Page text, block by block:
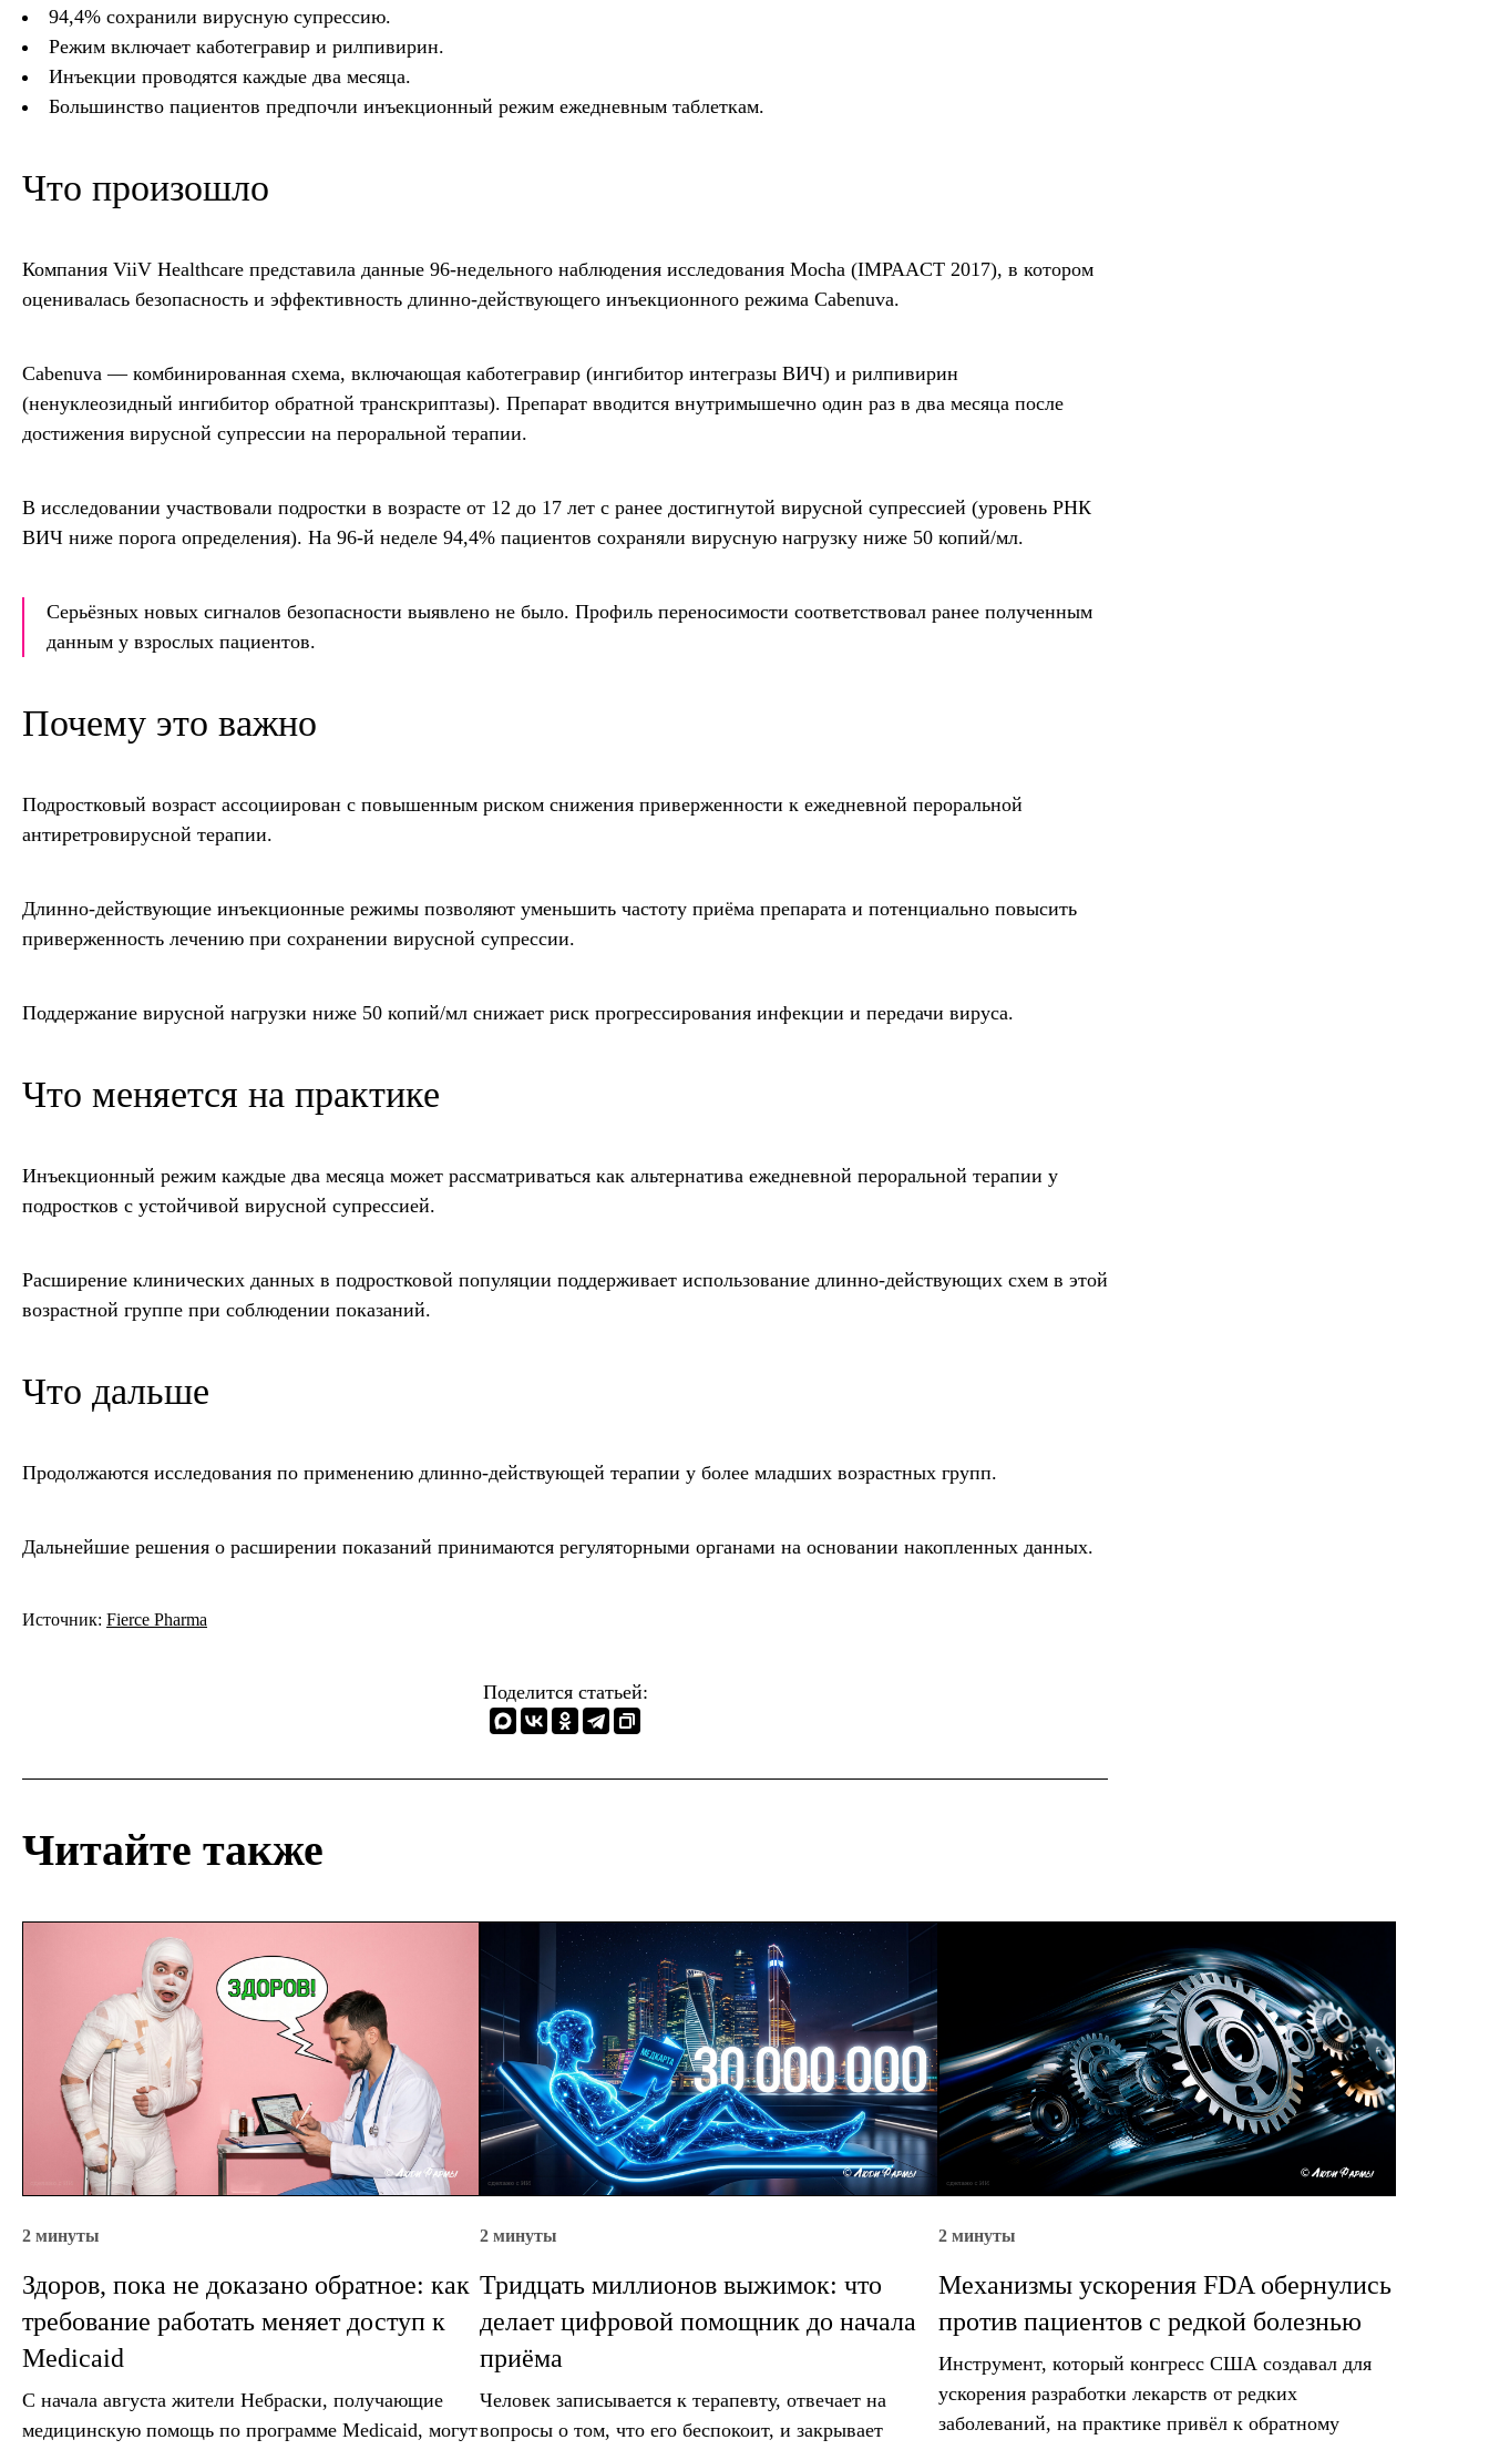
94,4% сохранили вирусную супрессию.
Режим включает каботегравир и рилпивирин.
Инъекции проводятся каждые два месяца.
Большинство пациентов предпочли инъекционный режим ежедневным таблеткам.
Что произошло
Компания ViiV Healthcare представила данные 96-недельного наблюдения исследования Mocha (IMPAACT 2017), в котором
оценивалась безопасность и эффективность длинно-действующего инъекционного режима Cabenuva.
Cabenuva — комбинированная схема, включающая каботегравир (ингибитор интегразы ВИЧ) и рилпивирин
(ненуклеозидный ингибитор обратной транскриптазы). Препарат вводится внутримышечно один раз в два месяца после
достижения вирусной супрессии на пероральной терапии.
В исследовании участвовали подростки в возрасте от 12 до 17 лет с ранее достигнутой вирусной супрессией (уровень РНК
ВИЧ ниже порога определения). На 96-й неделе 94,4% пациентов сохраняли вирусную нагрузку ниже 50 копий/мл.
Серьёзных новых сигналов безопасности выявлено не было. Профиль переносимости соответствовал ранее полученным
данным у взрослых пациентов.
Почему это важно
Подростковый возраст ассоциирован с повышенным риском снижения приверженности к ежедневной пероральной
антиретровирусной терапии.
Длинно-действующие инъекционные режимы позволяют уменьшить частоту приёма препарата и потенциально повысить
приверженность лечению при сохранении вирусной супрессии.
Поддержание вирусной нагрузки ниже 50 копий/мл снижает риск прогрессирования инфекции и передачи вируса.
Что меняется на практике
Инъекционный режим каждые два месяца может рассматриваться как альтернатива ежедневной пероральной терапии у
подростков с устойчивой вирусной супрессией.
Расширение клинических данных в подростковой популяции поддерживает использование длинно-действующих схем в этой
возрастной группе при соблюдении показаний.
Что дальше
Продолжаются исследования по применению длинно-действующей терапии у более младших возрастных групп.
Дальнейшие решения о расширении показаний принимаются регуляторными органами на основании накопленных данных.
Источник: Fierce Pharma
Поделится статьей:
Читайте также
2 минуты
Здоров, пока не доказано обратное: как
требование работать меняет доступ к
Medicaid
С начала августа жители Небраски, получающие
медицинскую помощь по программе Medicaid, могут
2 минуты
Тридцать миллионов выжимок: что
делает цифровой помощник до начала
приёма
Человек записывается к терапевту, отвечает на
вопросы о том, что его беспокоит, и закрывает
2 минуты
Механизмы ускорения FDA обернулись
против пациентов с редкой болезнью
Инструмент, который конгресс США создавал для
ускорения разработки лекарств от редких
заболеваний, на практике привёл к обратному